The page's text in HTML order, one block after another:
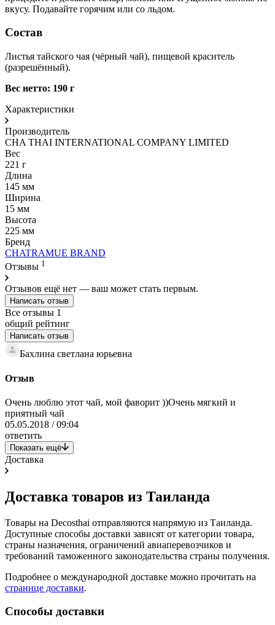
вкусу. Подавайте горячим или со льдом.
Состав
Листья тайского чая (чёрный чай), пищевой краситель
(разрешённый).
Вес нетто: 190 г
Характеристики
Производитель
CHA THAI INTERNATIONAL COMPANY LIMITED
Вес
221 г
Длина
145 мм
Ширина
15 мм
Высота
225 мм
Бренд
CHATRAMUE BRAND
Отзывы 1
Отзывов ещё нет — ваш может стать первым.
Написать отзыв
Все отзывы 1
общий рейтинг
Написать отзыв
Бахлина светлана юрьевна
Отзыв
Очень люблю этот чай, мой фаворит ))Очень мягкий и
приятный чай
05.05.2018 / 09:04
ответить
Показать ещё
Доставка
Доставка товаров из Таиланда
Товары на Decosthai отправляются напрямую из Таиланда.
Доступные способы доставки зависят от категории товара,
страны назначения, ограничений авиаперевозчиков и
требований таможенного законодательства страны получения.
Подробнее о международной доставке можно прочитать на
странице доставки.
Способы доставки